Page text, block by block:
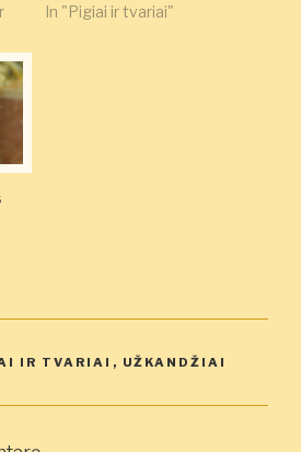
In "Pigiai ir tvariai"
IR TVARIAI , UŽKANDŽIAI